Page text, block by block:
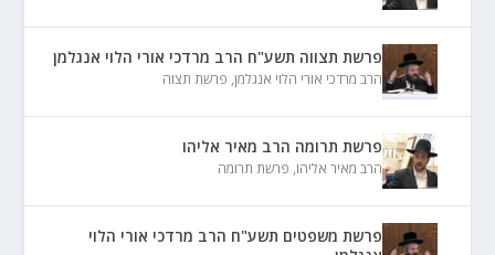
פרשת תצווה תשע"ח הרב מרדכי אורי הלוי אנגלמן
הרב מרדכי אורי הלוי אנגלמן, פרשת תצוה
פרשת תרומה הרב מאיר אליהו
הרב מאיר אליהו, פרשת תרומה
פרשת משפטים תשע"ח הרב מרדכי אורי הלוי